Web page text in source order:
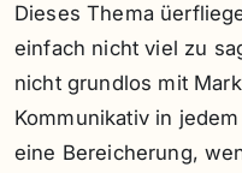
Dieses Thema
einfach nicht viel zu
nicht grundlos mit
Kommunikativ in
eine Bereicherung,